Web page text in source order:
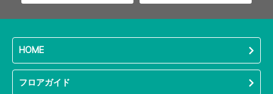
HOME
フロアガイド